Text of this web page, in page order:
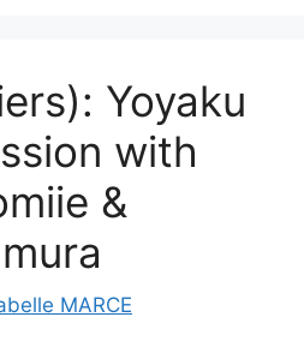
Yoyaku
with
&
MARCE